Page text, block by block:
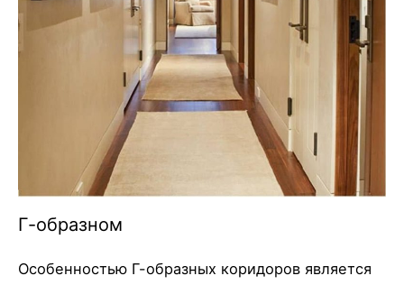
Г-образном
Особенностью Г-образных коридоров является